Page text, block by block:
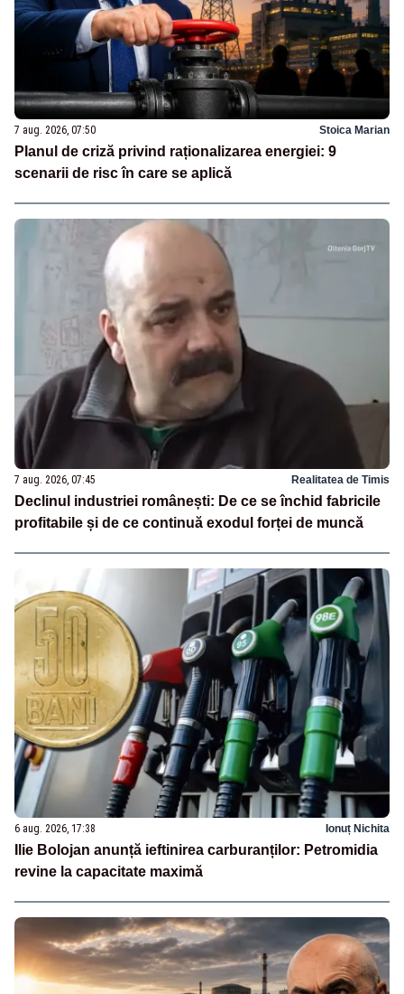
7 aug. 2026, 07:50 Stoica Marian
Planul de criză privind raționalizarea energiei: 9
scenarii de risc în care se aplică
7 aug. 2026, 07:45 Realitatea de Timis
Declinul industriei românești: De ce se închid fabricile
profitabile și de ce continuă exodul forței de muncă
6 aug. 2026, 17:38 Ionuț Nichita
Ilie Bolojan anunță ieftinirea carburanților: Petromidia
revine la capacitate maximă